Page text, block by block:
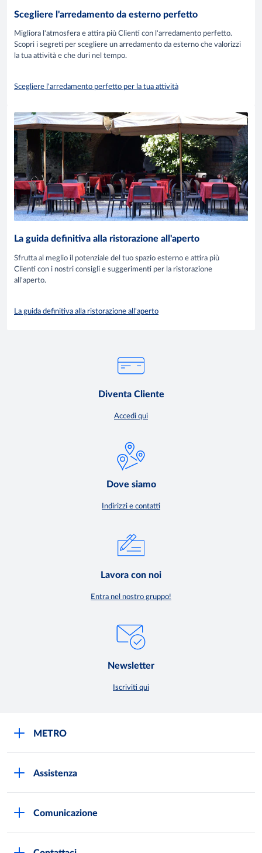
Scegliere l'arredamento da esterno perfetto
Migliora l'atmosfera e attira più Clienti con l'arredamento perfetto.
Scopri i segreti per scegliere un arredamento da esterno che valorizzi
la tua attività e che duri nel tempo.
Scegliere l'arredamento perfetto per la tua attività
La guida definitiva alla ristorazione all'aperto
Sfrutta al meglio il potenziale del tuo spazio esterno e attira più
Clienti con i nostri consigli e suggerimenti per la ristorazione
all'aperto.
La guida definitiva alla ristorazione all'aperto
Diventa Cliente
Accedi qui
Dove siamo
Indirizzi e contatti
Lavora con noi
Entra nel nostro gruppo!
Newsletter
Iscriviti qui
METRO
Metro AG
Assistenza
Comunicazione